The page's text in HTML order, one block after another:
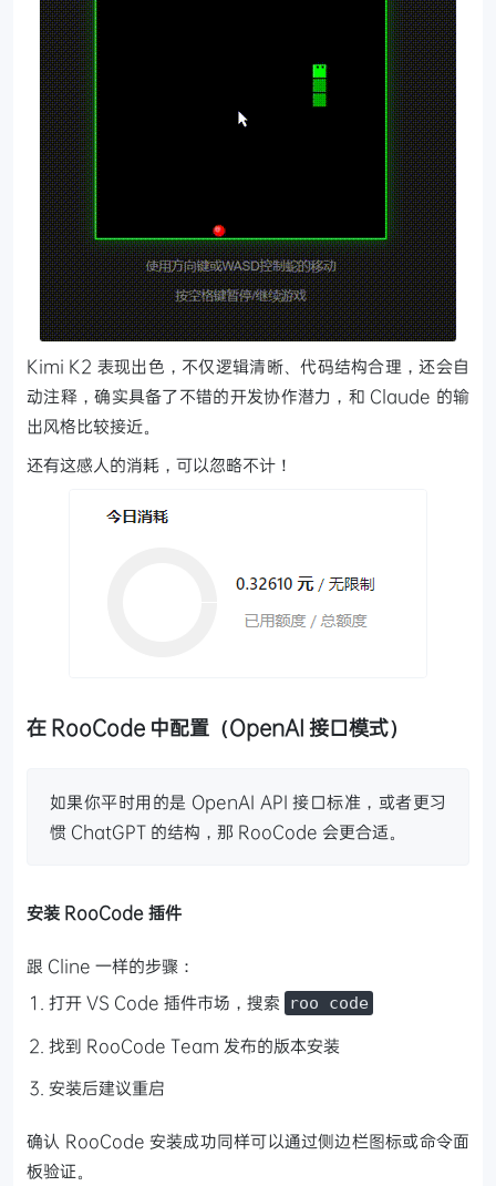
Kimi K2 表现出色，不仅逻辑清晰、代码结构合理，还会自
动注释，确实具备了不错的开发协作潜力，和 Claude 的输
出风格比较接近。
还有这感人的消耗，可以忽略不计！
在 RooCode 中配置（OpenAI 接口模式）
如果你平时用的是 OpenAI API 接口标准，或者更习
惯 ChatGPT 的结构，那 RooCode 会更合适。
安装 RooCode 插件
跟 Cline 一样的步骤：
打开 VS Code 插件市场，搜索
roo code
找到 RooCode Team 发布的版本安装
安装后建议重启
确认 RooCode 安装成功同样可以通过侧边栏图标或命令面
板验证。